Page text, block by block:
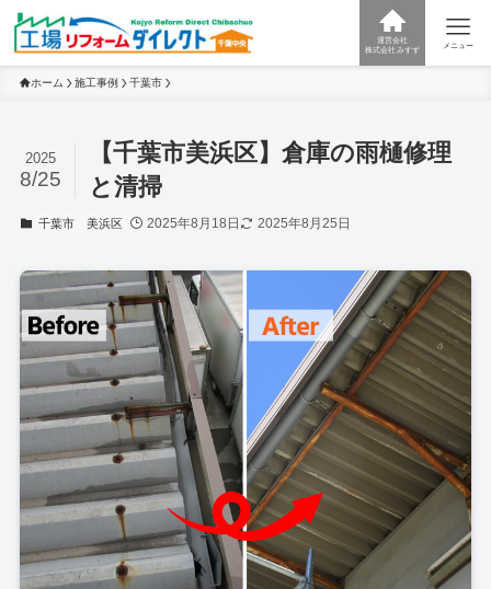
運営会社
株式会社みすず
メニュー
ホーム 施工事例 千葉市
【千葉市美浜区】倉庫の雨樋修理
と清掃
2025
8/25
千葉市 美浜区 2025年8月18日 2025年8月25日